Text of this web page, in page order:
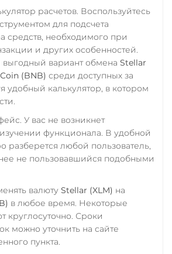
Utopia USD (UUSD)
VeChain (VET)
Verge (XVG)
WAVES
Wrapped Bitcoin (WBTC)
Wrapped Ethereum
ERC20 AVAXC
BASE
CRO
RONIN
Zcash (ZEC)
расчетов. Воспользуйтесь
для подсчета
средств, необходимого при
и других особенностей.
вариант обмена Stellar
(BNB) среди доступных за
удобный калькулятор, в котором
У вас не возникнет
функционала. В удобной
разберется любой пользователь,
не пользовавшийся подобными
валюту Stellar (XLM) на
в любое время. Некоторые
круглосуточно. Сроки
можно уточнить на сайте
пункта.